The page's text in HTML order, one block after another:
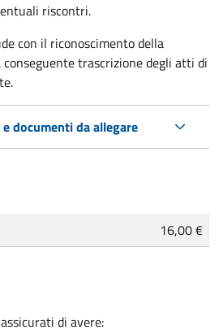
riscontri.
con il riconoscimento della
trascrizione degli atti di
documenti da allegare
16,00 €
di avere: